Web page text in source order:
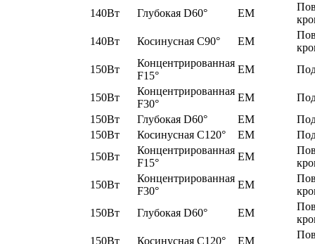
140Вт
Глубокая D60° EM
140Вт
Косинусная C90° EM
150Вт
Концентрированная
F15°
EM
150Вт
Концентрированная
F30°
EM
150Вт
Глубокая D60° EM
150Вт
Косинусная C120° EM
150Вт
Концентрированная
F15°
EM
150Вт
Концентрированная
F30°
EM
150Вт
Глубокая D60° EM
150Вт
Косинусная C120° EM